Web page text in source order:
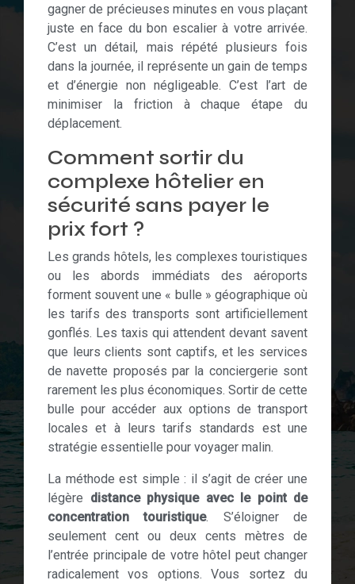
gagner de précieuses minutes en vous plaçant
juste en face du bon escalier à votre arrivée.
C’est un détail, mais répété plusieurs fois
dans la journée, il représente un gain de temps
et d’énergie non négligeable. C’est l’art de
minimiser la friction à chaque étape du
déplacement.
Comment sortir du
complexe hôtelier en
sécurité sans payer le
prix fort ?
Les grands hôtels, les complexes touristiques
ou les abords immédiats des aéroports
forment souvent une « bulle » géographique où
les tarifs des transports sont artificiellement
gonflés. Les taxis qui attendent devant savent
que leurs clients sont captifs, et les services
de navette proposés par la conciergerie sont
rarement les plus économiques. Sortir de cette
bulle pour accéder aux options de transport
locales et à leurs tarifs standards est une
stratégie essentielle pour voyager malin.
La méthode est simple : il s’agit de créer une
légère distance physique avec le point de
concentration touristique. S’éloigner de
seulement cent ou deux cents mètres de
l’entrée principale de votre hôtel peut changer
radicalement vos options. Vous sortez du